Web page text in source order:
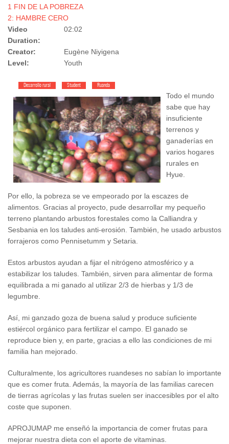
1 FIN DE LA POBREZA
2: HAMBRE CERO
Video
Duration:
02:02
Creator:
Eugène Niyigena
Level:
Youth
Desarrollo rural Student Ruanda
Todo el mundo
sabe que hay
insuficiente
terrenos y
ganaderías en
varios hogares
rurales en
Hyue.
Por ello, la pobreza se ve empeorado por la escazes de
alimentos. Gracias al proyecto, pude desarrollar my pequeño
terreno plantando arbustos forestales como la Calliandra y
Sesbania en los taludes anti-erosión. También, he usado arbustos
forrajeros como Pennisetumm y Setaria.
Estos arbustos ayudan a fijar el nitrógeno atmosférico y a
estabilizar los taludes. También, sirven para alimentar de forma
equilibrada a mi ganado al utilizar 2/3 de hierbas y 1/3 de
legumbre.
Así, mi ganzado goza de buena salud y produce suficiente
estiércol orgánico para fertilizar el campo. El ganado se
reproduce bien y, en parte, gracias a ello las condiciones de mi
familia han mejorado.
Culturalmente, los agricultores ruandeses no sabían lo importante
que es comer fruta. Además, la mayoría de las familias carecen
de tierras agrícolas y las frutas suelen ser inaccesibles por el alto
coste que suponen.
APROJUMAP me enseñó la importancia de comer frutas para
mejorar nuestra dieta con el aporte de vitaminas.